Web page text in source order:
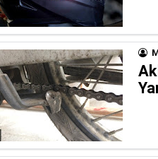
Indonesia Technician
Berkualitas Global
AHM Resmi merilis New
Warna Baru X-Ride 125
Yamalube Power XP
Yamaha Indonesia Rilis